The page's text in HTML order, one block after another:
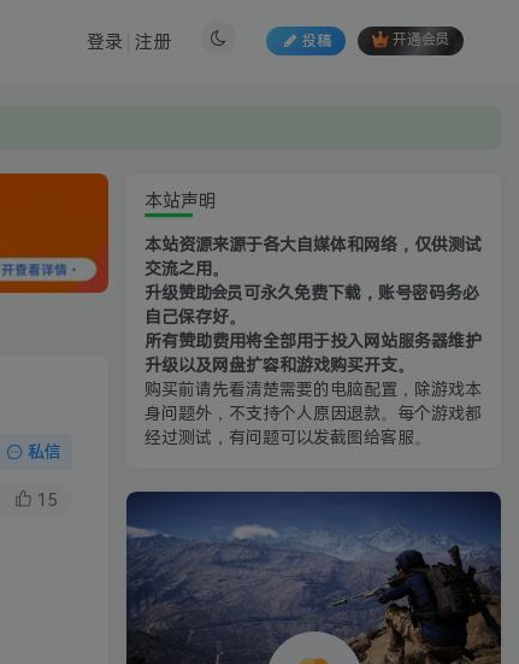
投稿 开通会员
登录 注册
私信
15
本站声明
本站资源来源于各大自媒体和网络，仅供测试
交流之用。
升级赞助会员可永久免费下载，账号密码务必
自己保存好。
所有赞助费用将全部用于投入网站服务器维护
升级以及网盘扩容和游戏购买开支。
购买前请先看清楚需要的电脑配置，除游戏本
身问题外，不支持个人原因退款。每个游戏都
经过测试，有问题可以发截图给客服。